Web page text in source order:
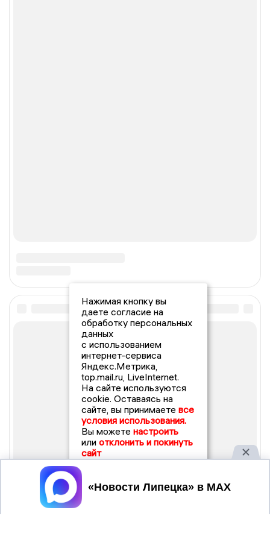
Нажимая кнопку вы
даете согласие на
обработку персональных
данных
с использованием
интернет-сервиса
Яндекс.Метрика,
top.mail.ru, LiveInternet.
На сайте используются
cookie. Оставаясь на
сайте, вы принимаете все
условия использования.
Вы можете настроить
или отклонить и покинуть
сайт
Принять